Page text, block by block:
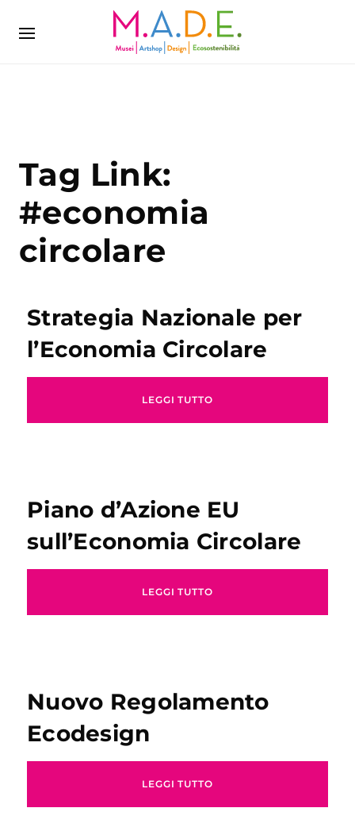
Tag Link:
#economia
circolare
Strategia Nazionale per
l’Economia Circolare
LEGGI TUTTO
Piano d’Azione EU
sull’Economia Circolare
LEGGI TUTTO
Nuovo Regolamento
Ecodesign
LEGGI TUTTO